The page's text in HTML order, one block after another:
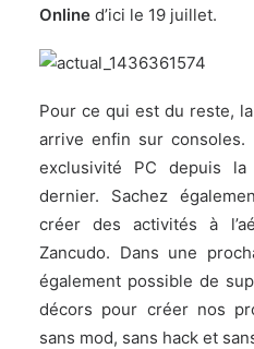
Online d’ici le 19 juillet.
Pour ce qui est du reste,
arrive enfin sur
exclusivité PC depuis
dernier. Sachez
créer des activités à
Zancudo. Dans une
également possible de
décors pour créer nos
sans mod, sans hack et